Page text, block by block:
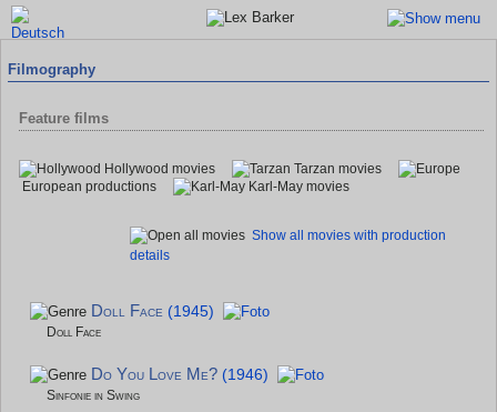
Filmography
Feature films
Hollywood movies
Tarzan movies
European productions
Karl-May movies
Show all movies with production
details
Doll Face (1945)
Doll Face
Do You Love Me? (1946)
Sinfonie in Swing